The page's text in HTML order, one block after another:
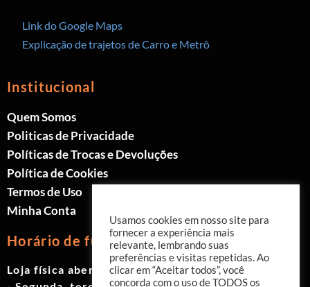
Link do Google Maps
Explicação de trajetos de Carro e Metrô
Institucional
Quem Somos
Politicas de Privacidade
Políticas de Trocas e Devoluções
Política de Cookies
Termos de Uso
Minha Conta
Horário de funcionamento
Loja física aberta de Segunda à Sábado.
Usamos cookies em nosso site para
fornecer a experiência mais
relevante, lembrando suas
preferências e visitas repetidas. Ao
clicar em “Aceitar todos”, você
concorda com o uso de TODOS os